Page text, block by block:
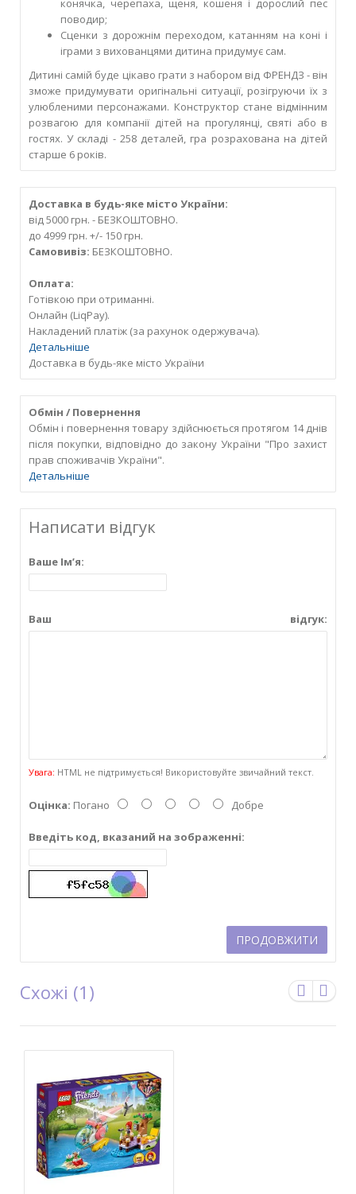
поводир;
Сценки з дорожнім переходом, катанням на коні і
іграми з вихованцями дитина придумує сам.
Дитині самій буде цікаво грати з набором від ФРЕНДЗ - він
зможе придумувати оригінальні ситуації, розігруючи їх з
улюбленими персонажами. Конструктор стане відмінним
розвагою для компанії дітей на прогулянці, святі або в
гостях. У складі - 258 деталей, гра розрахована на дітей
старше 6 років.
Доставка в будь-яке місто України:
від 5000 грн. - БЕЗКОШТОВНО.
до 4999 грн. +/- 150 грн.
Самовивіз: БЕЗКОШТОВНО.
Оплата:
Готівкою при отриманні.
Онлайн (LiqPay).
Накладений платіж (за рахунок одержувача).
Детальніше
Доставка в будь-яке місто України
Обмін / Повернення
Обмін і повернення товару здійснюється протягом 14 днів
після покупки, відповідно до закону України "Про захист
прав споживачів України".
Детальніше
Написати відгук
Ваше Ім’я:
Ваш відгук:
Увага: HTML не підтримується! Використовуйте звичайний текст.
Оцінка: Погано Добре
Введіть код, вказаний на зображенні:
ПРОДОВЖИТИ
Схожі (1)